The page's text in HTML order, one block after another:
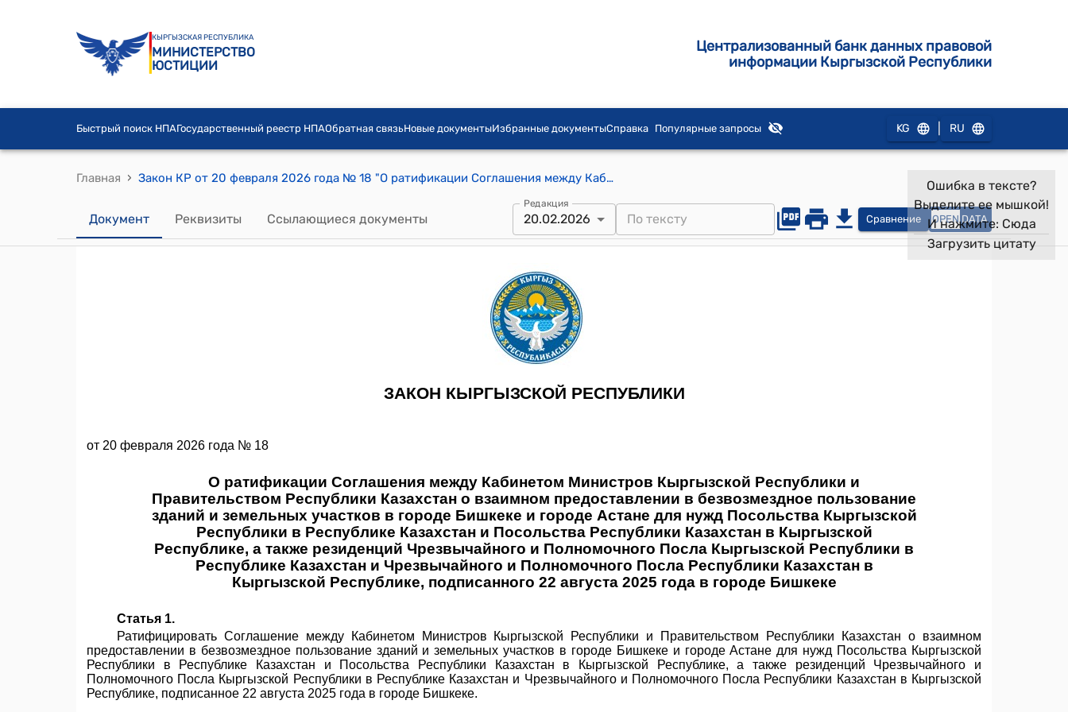
КЫРГЫЗСКАЯ РЕСПУБЛИКА
МИНИСТЕРСТВО
ЮСТИЦИИ
Централизованный банк данных правовой
информации Кыргызской Республики
Быстрый поиск НПАГосударственный реестр НПАОбратная связьНовые документыИзбранные документыСправка Популярные запросы KG RU
Главная › Закон КР от 20 февраля 2026 года № 18 "О ратификации Соглашения между Кабинетом Министров Кыргызской Республики и Правительством Республики Казахстан о взаимном предоставлении в безвозмездное пользование зданий и земельных участков в городе Бишкеке и городе Астане для нужд Посольства Кыргызской Республики в Республике Казахстан и Посольства Республики Казахстан в Кыргызской Республике, а также резиденций Чрезвычайного и Полномочного Посла Кыргызской Республики в Республике Казахстан и Чрезвычайного и Полномочного Посла Республики Казахстан в Кыргызской Республике, подписанного 22 августа 2025 года в городе Бишкеке"
Документ Реквизиты Ссылающиеся документы
Редакция
20.02.2026 Сравнение OPEN DATA
Ошибка в тексте?
Выделите ее мышкой!
И нажмите: Сюда
Загрузить цитату